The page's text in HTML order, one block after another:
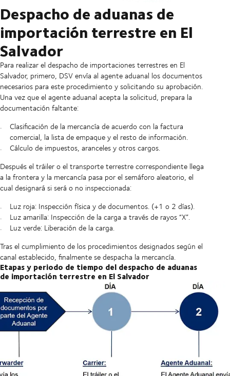
Despacho de aduanas de
importación terrestre en El
Salvador
Para realizar el despacho de importaciones terrestres en El
Salvador, primero, DSV envía al agente aduanal los documentos
necesarios para este procedimiento y solicitando su aprobación.
Una vez que el agente aduanal acepta la solicitud, prepara la
documentación faltante:
Clasificación de la mercancía de acuerdo con la factura
comercial, la lista de empaque y el resto de información.
Cálculo de impuestos, aranceles y otros cargos.
Después el tráiler o el transporte terrestre correspondiente llega
a la frontera y la mercancía pasa por el semáforo aleatorio, el
cual designará si será o no inspeccionada:
Luz roja: Inspección física y de documentos. (+1 o 2 días).
Luz amarilla: Inspección de la carga a través de rayos “X”.
Luz verde: Liberación de la carga.
Tras el cumplimiento de los procedimientos designados según el
canal establecido, finalmente se despacha la mercancía.
Etapas y periodo de tiempo del despacho de aduanas
de importación terrestre en El Salvador